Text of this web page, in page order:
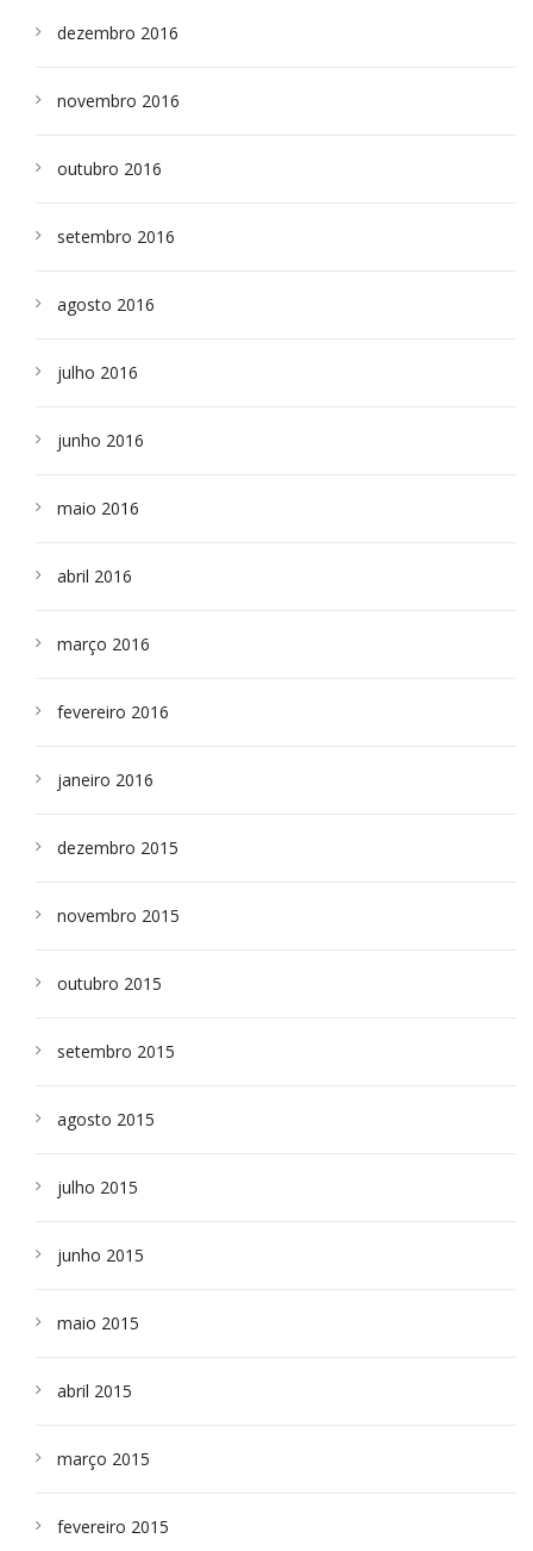
dezembro 2016
novembro 2016
outubro 2016
setembro 2016
agosto 2016
julho 2016
junho 2016
maio 2016
abril 2016
março 2016
fevereiro 2016
janeiro 2016
dezembro 2015
novembro 2015
outubro 2015
setembro 2015
agosto 2015
julho 2015
junho 2015
maio 2015
abril 2015
março 2015
fevereiro 2015